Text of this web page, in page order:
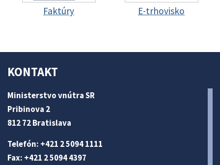
Faktúry E-trhovisko
KONTAKT
Ministerstvo vnútra SR
Pribinova 2
812 72 Bratislava
Telefón: +421 2 5094 1111
Fax: +421 2 5094 4397